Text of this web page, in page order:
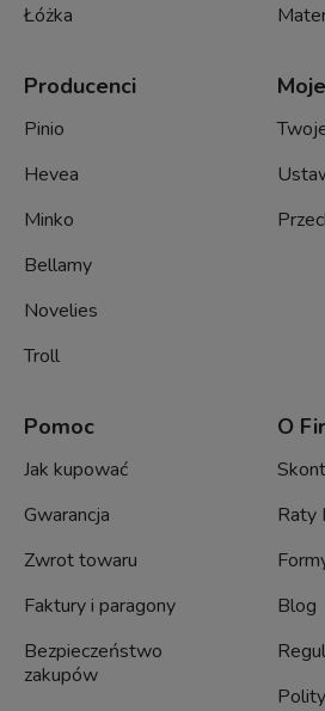
Łóżka
Producenci
Pinio
Hevea
Minko
Bellamy
Novelies
Troll
Pomoc
Jak kupować
Gwarancja
Zwrot towaru
Faktury i paragony
Bezpieczeństwo
zakupów
O
Raty
Blog